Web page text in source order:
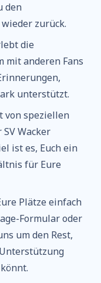
den
zurück.
die
mit anderen Fans
unterstützt.
von speziellen
Wacker
ist es, Euch ein
für Eure
Plätze einfach
Formular oder
um den Rest,